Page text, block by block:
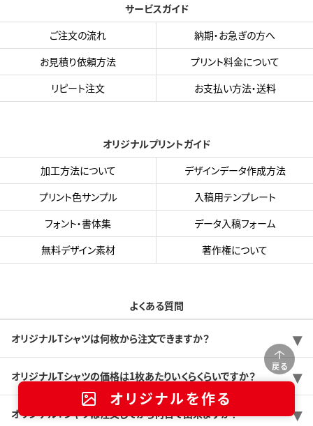
戻る
オリジナルを作る
サービスガイド
ご注文の流れ
納期・お急ぎの方へ
お見積り依頼方法
プリント料金について
リピート注文
お支払い方法・送料
オリジナルプリントガイド
加工方法について
デザインデータ作成方法
プリント色サンプル
入稿用テンプレート
フォント・書体集
データ入稿フォーム
無料デザイン素材
著作権について
よくある質問
オリジナルTシャツは何枚から注文できますか？
オリジナルTシャツの価格は1枚あたりいくらくらいですか？
オリジナルTシャツは注文してから何日で出来ますか？